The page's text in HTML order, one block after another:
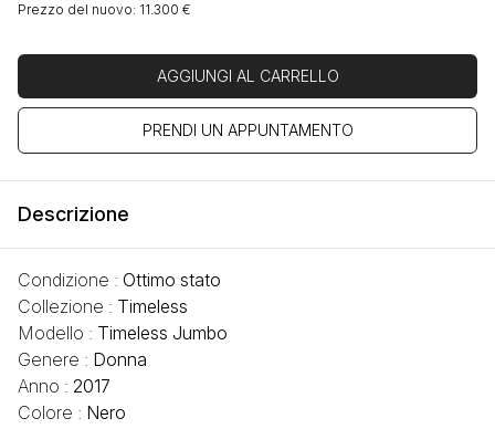
Prezzo del nuovo: 11.300 €
AGGIUNGI AL CARRELLO
PRENDI UN APPUNTAMENTO
Descrizione
Condizione : Ottimo stato
Collezione : Timeless
Modello : Timeless Jumbo
Genere : Donna
Anno : 2017
Colore : Nero